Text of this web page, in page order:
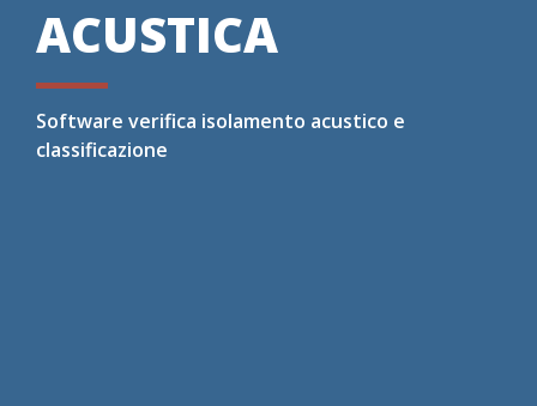
ACUSTICA
Software verifica isolamento acustico e
classificazione